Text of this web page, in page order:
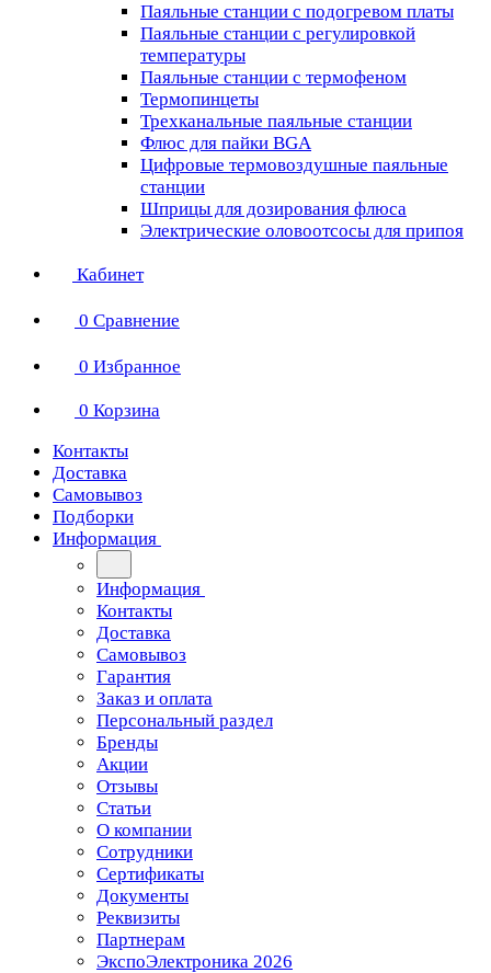
Паяльные станции с подогревом платы
Паяльные станции с регулировкой
температуры
Паяльные станции с термофеном
Термопинцеты
Трехканальные паяльные станции
Флюс для пайки BGA
Цифровые термовоздушные паяльные
станции
Шприцы для дозирования флюса
Электрические оловоотсосы для припоя
Кабинет
0 Сравнение
0 Избранное
0 Корзина
Контакты
Доставка
Самовывоз
Подборки
Информация
Информация
Контакты
Доставка
Самовывоз
Гарантия
Заказ и оплата
Персональный раздел
Бренды
Акции
Отзывы
Статьи
О компании
Сотрудники
Сертификаты
Документы
Реквизиты
Партнерам
ЭкспоЭлектроника 2026